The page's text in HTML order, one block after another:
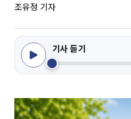
조유정 기자
기사 듣기